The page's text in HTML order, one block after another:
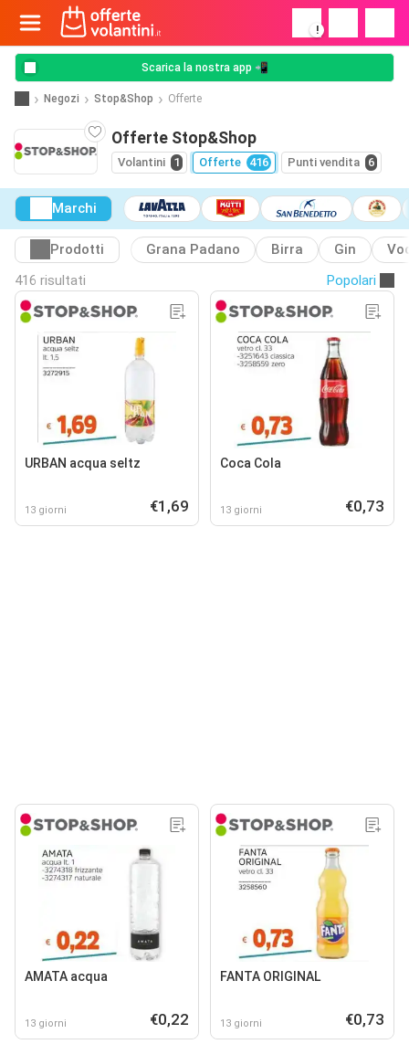
!
Scarica la nostra app 📲
Negozi Stop&Shop Offerte
Offerte Stop&Shop
Volantini 1 Offerte 416 Punti vendita 6
Marchi
Prodotti Grana Padano Birra Gin
416 risultati
Popolari
URBAN acqua seltz
13 giorni €1,69
Coca Cola
13 giorni €0,73
AMATA acqua
13 giorni €0,22
FANTA ORIGINAL
13 giorni €0,73